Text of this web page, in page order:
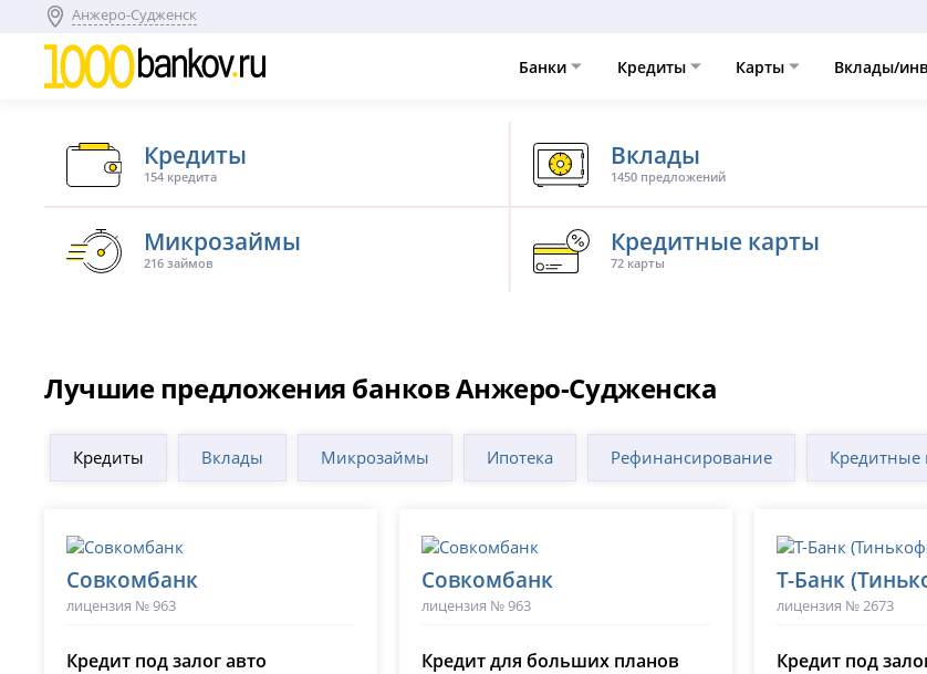
Анжеро-Судженск
Банки Кредиты Карты Вклады/
Кредиты
154 кредита
Вклады
1450 предложений
Микрозаймы
216 займов
Кредитные карты
72 карты
Лучшие предложения банков Анжеро-Судженска
Кредиты Вклады Микрозаймы Ипотека Рефинансирование Кредитные
Совкомбанк
лицензия № 963
Кредит под залог авто
Совкомбанк
лицензия № 963
Кредит для больших планов
Т-Банк
лицензия № 2673
Кредит под